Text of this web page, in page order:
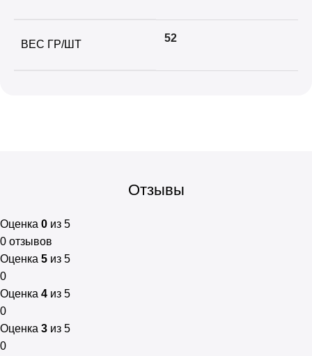
ВЕС ГР/ШТ
52
Отзывы
Оценка 0 из 5
0 отзывов
Оценка 5 из 5
0
Оценка 4 из 5
0
Оценка 3 из 5
0